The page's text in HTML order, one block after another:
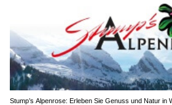
Stump’s Alpenrose: Erleben Sie Genuss und Natur in